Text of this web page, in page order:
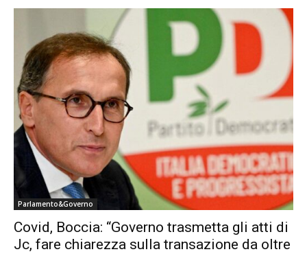
Parlamento&Governo
Covid, Boccia: “Governo trasmetta gli atti di
Jc, fare chiarezza sulla transazione da oltre